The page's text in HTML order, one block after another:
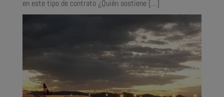
en este tipo de contrato ¿Quién sostiene […]